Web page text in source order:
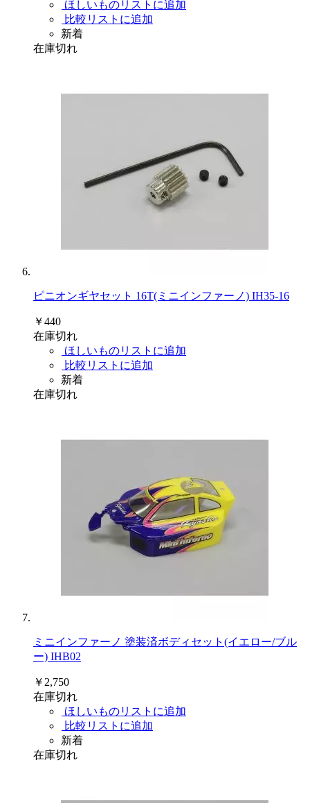
ほしいものリストに追加
比較リストに追加
新着
在庫切れ
ピニオンギヤセット 16T(ミニインファーノ) IH35-16
￥440
在庫切れ
ほしいものリストに追加
比較リストに追加
新着
在庫切れ
ミニインファーノ 塗装済ボディセット(イエロー/ブル
ー) IHB02
￥2,750
在庫切れ
ほしいものリストに追加
比較リストに追加
新着
在庫切れ